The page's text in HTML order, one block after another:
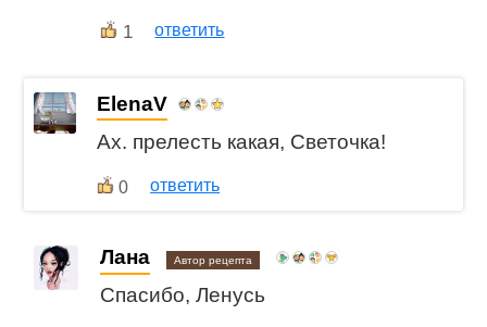
1 ответить
ElenaV
Ах. прелесть какая, Светочка!
0 ответить
Лана Автор рецепта
Спасибо, Ленусь